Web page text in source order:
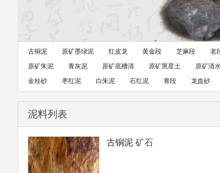
古铜泥 原矿墨绿泥 红皮龙 黄金段 芝麻段
老
原矿朱泥
青灰泥 原矿底槽清 原矿黑星土
原矿清
金桂砂
枣红泥 白朱泥 石红泥 青段 龙血砂
泥料列表
古铜泥 矿石